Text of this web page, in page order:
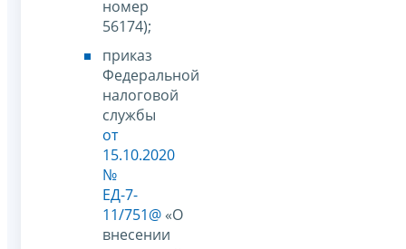
номер
56174);
приказ
Федеральной
налоговой
службы
от
15.10.2020
№
ЕД-7-
11/751@ «О
внесении